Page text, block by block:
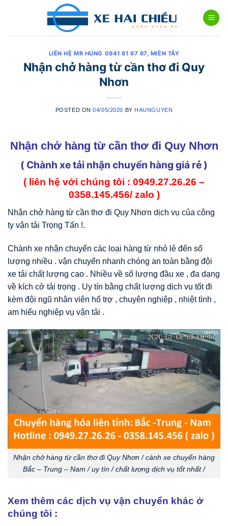
LIÊN HỆ MR HÙNG 0941 61 67 67, MIỀN TÂY
Nhận chở hàng từ cần thơ đi Quy
Nhơn
POSTED ON04/05/2020 BY HAUNGUYEN
Nhận chở hàng từ cần thơ đi Quy Nhơn
( Chành xe tải nhận chuyển hàng giá rẻ )
( liên hệ với chúng tôi : 0949.27.26.26 –
0358.145.456/ zalo )
Nhận chở hàng từ cần thơ đi Quy Nhơn dịch vụ của công
ty vận tải Trọng Tấn !.
Chành xe nhận chuyển các loại hàng từ nhỏ lẻ đến số
lượng nhiều . vận chuyển nhanh chóng an toàn bằng đội
xe tải chất lượng cao . Nhiều về số lượng đầu xe , đa dạng
về kích cở tải trọng . Uy tín bằng chất lượng dịch vụ tốt đi
kèm đội ngũ nhân viên hổ trợ , chuyên nghiệp , nhiệt tình ,
am hiểu nghiệp vụ vận tải .
Nhận chở hàng từ cần thơ đi Quy Nhơn / cành xe chuyển hàng
Bắc – Trung – Nam / uy tín / chất lượng dịch vụ tốt nhất /
Xem thêm các dịch vụ vận chuyển khác ở
chúng tôi :